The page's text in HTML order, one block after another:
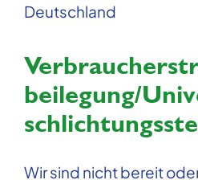
Deutschland
beilegung/
Wir sind nicht bereit